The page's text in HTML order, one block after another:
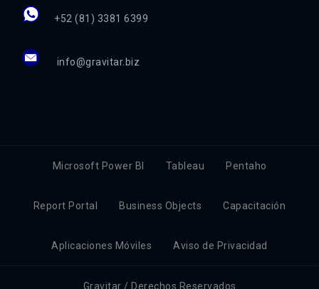
+52 (81) 3381 6399
info@gravitar.biz
Microsoft Power BI Tableau Pentaho
Report Portal Business Objects Capacitación
Aplicaciones Móviles Aviso de Privacidad
Gravitar / Derechos Reservados